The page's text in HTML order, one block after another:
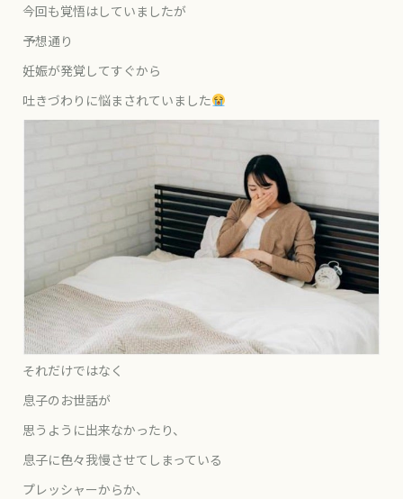
今回も覚悟はしていましたが
予想通り
妊娠が発覚してすぐから
吐きづわりに悩まされていました
それだけではなく
息子のお世話が
思うように出来なかったり、
息子に色々我慢させてしまっている
プレッシャーからか、